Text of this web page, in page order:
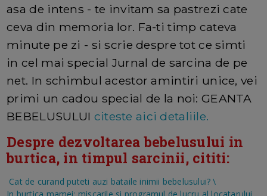
asa de intens - te invitam sa pastrezi cate
ceva din memoria lor. Fa-ti timp cateva
minute pe zi - si scrie despre tot ce simti
in cel mai special Jurnal de sarcina de pe
net. In schimbul acestor amintiri unice, vei
primi un cadou special de la noi: GEANTA
BEBELUSULUI citeste aici detaliile.
Despre dezvoltarea bebelusului in
burtica, in timpul sarcinii, cititi:
Cat de curand puteti auzi bataile inimii bebelusului? \